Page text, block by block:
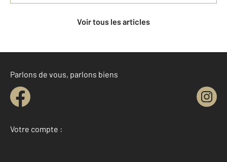
Voir tous les articles
Parlons de vous, parlons biens
Votre compte :
Accéder à mon compte